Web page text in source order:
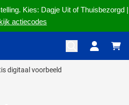
Kies: Dagje Uit of Thuisbezorgd |
actiecodes
digitaal voorbeeld